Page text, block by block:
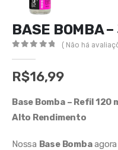
BASE BOMBA
( Não há
R$16,99
Base Bomba – Refil
Alto Rendimento
Nossa Base Bombaagora